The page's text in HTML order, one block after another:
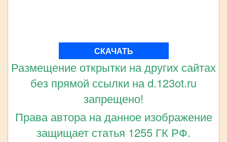
СКАЧАТЬ
Размещение открытки на других сайтах
без прямой ссылки на d.123ot.ru
запрещено!
Права автора на данное изображение
защищает статья 1255 ГК РФ.